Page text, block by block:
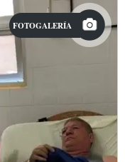
FOTOGALERÍA